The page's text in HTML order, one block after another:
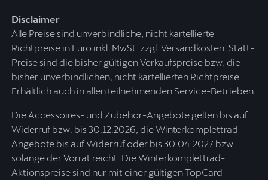
Disclaimer
Alle Preise sind unverbindliche, nicht kartellierte
Richtpreise in Euro inkl. MwSt. zzgl. Versandkosten. Statt-
Preise sind die bisher gültigen Verkaufspreise bzw. die
bisher unverbindlichen, nicht kartellierten Richtpreise.
Erhältlich auch in allen teilnehmenden Service-Betrieben.
Die Accessoires- und Zubehör-Angebote gelten bis auf
Widerruf bzw. bis 30.12.2026, die Winterkomplettrad-
Angebote bis auf Widerruf oder bis 30.04.2027 bzw.
solange der Vorrat reicht. Die Winterkomplettrad-
Aktionspreise sind nur mit einer gültigen TopCard